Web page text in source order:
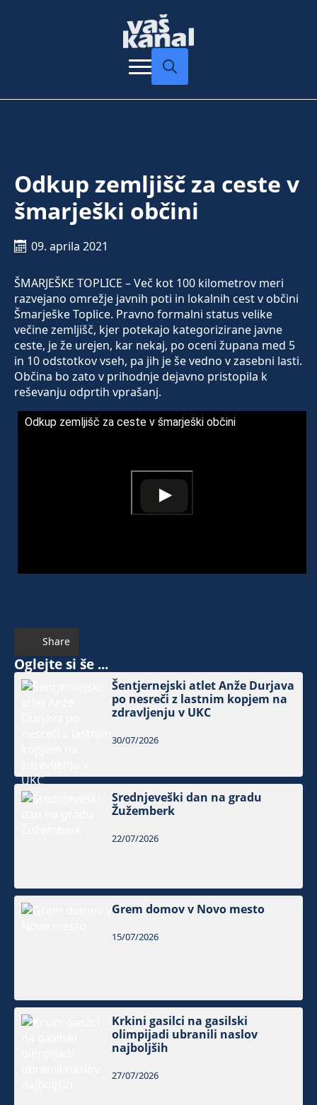
Odkup zemljišč za ceste v
šmarješki občini
09. aprila 2021
ŠMARJEŠKE TOPLICE – Več kot 100 kilometrov meri
razvejano omrežje javnih poti in lokalnih cest v občini
Šmarješke Toplice. Pravno formalni status velike
večine zemljišč, kjer potekajo kategorizirane javne
ceste, je že urejen, kar nekaj, po oceni župana med 5
in 10 odstotkov vseh, pa jih je še vedno v zasebni lasti.
Občina bo zato v prihodnje dejavno pristopila k
reševanju odprtih vprašanj.
Odkup zemljišč za ceste v šmarješki občini
Share
Oglejte si še ...
Šentjernejski atlet Anže Durjava
po nesreči z lastnim kopjem na
zdravljenju v UKC
30/07/2026
Srednjeveški dan na gradu
Žužemberk
22/07/2026
Grem domov v Novo mesto
15/07/2026
Krkini gasilci na gasilski
olimpijadi ubranili naslov
najboljših
27/07/2026